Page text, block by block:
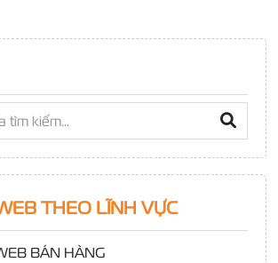
THEO LĨNH VỰC
BÁN HÀNG